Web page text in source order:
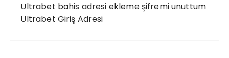
Ultrabet bahis adresi ekleme şifremi unuttum
Ultrabet Giriş Adresi